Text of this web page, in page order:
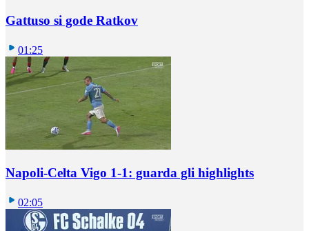
Gattuso si gode Ratkov
01:25
Napoli-Celta Vigo 1-1: guarda gli highlights
02:05